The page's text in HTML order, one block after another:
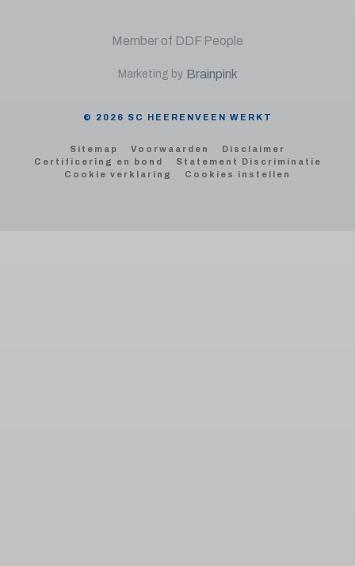
Member of DDF People
Marketing by Brainpink
© 2026 SC HEERENVEEN WERKT
Sitemap Voorwaarden
Disclaimer
Certificering en bond
Statement Discriminatie
Cookie verklaring
Cookies instellen